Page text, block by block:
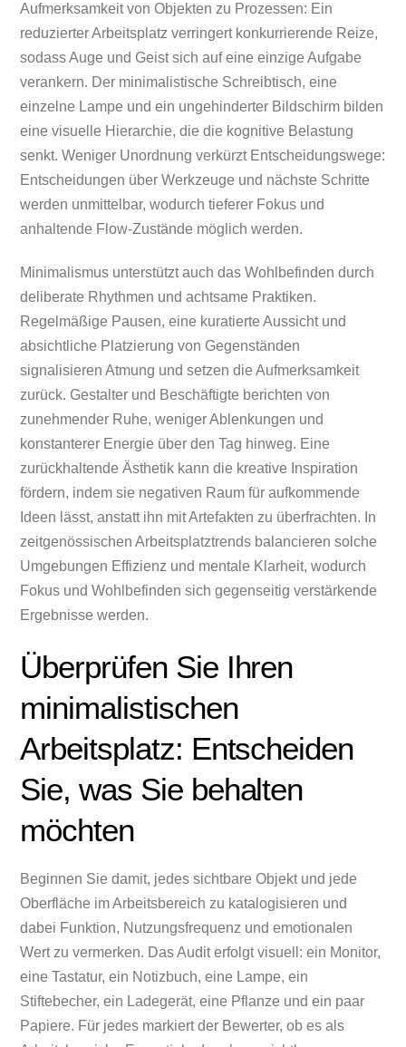
Aufmerksamkeit von Objekten zu Prozessen: Ein
reduzierter Arbeitsplatz verringert konkurrierende Reize,
sodass Auge und Geist sich auf eine einzige Aufgabe
verankern. Der minimalistische Schreibtisch, eine
einzelne Lampe und ein ungehinderter Bildschirm bilden
eine visuelle Hierarchie, die die kognitive Belastung
senkt. Weniger Unordnung verkürzt Entscheidungswege:
Entscheidungen über Werkzeuge und nächste Schritte
werden unmittelbar, wodurch tieferer Fokus und
anhaltende Flow-Zustände möglich werden.
Minimalismus unterstützt auch das Wohlbefinden durch
deliberate Rhythmen und achtsame Praktiken.
Regelmäßige Pausen, eine kuratierte Aussicht und
absichtliche Platzierung von Gegenständen
signalisieren Atmung und setzen die Aufmerksamkeit
zurück. Gestalter und Beschäftigte berichten von
zunehmender Ruhe, weniger Ablenkungen und
konstanterer Energie über den Tag hinweg. Eine
zurückhaltende Ästhetik kann die kreative Inspiration
fördern, indem sie negativen Raum für aufkommende
Ideen lässt, anstatt ihn mit Artefakten zu überfrachten. In
zeitgenössischen Arbeitsplatztrends balancieren solche
Umgebungen Effizienz und mentale Klarheit, wodurch
Fokus und Wohlbefinden sich gegenseitig verstärkende
Ergebnisse werden.
Überprüfen Sie Ihren
minimalistischen
Arbeitsplatz: Entscheiden
Sie, was Sie behalten
möchten
Beginnen Sie damit, jedes sichtbare Objekt und jede
Oberfläche im Arbeitsbereich zu katalogisieren und
dabei Funktion, Nutzungsfrequenz und emotionalen
Wert zu vermerken. Das Audit erfolgt visuell: ein Monitor,
eine Tastatur, ein Notizbuch, eine Lampe, ein
Stiftebecher, ein Ladegerät, eine Pflanze und ein paar
Papiere. Für jedes markiert der Bewerter, ob es als